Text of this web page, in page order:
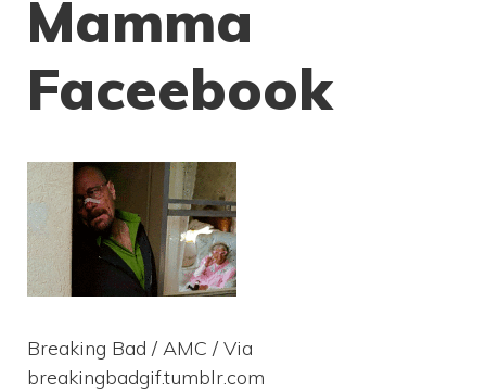
Mamma
Faceebook
Breaking Bad / AMC / Via
breakingbadgif.tumblr.com